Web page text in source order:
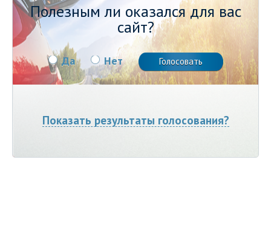
Полезным ли оказался для вас
сайт?
Да Нет
Показать результаты голосования?